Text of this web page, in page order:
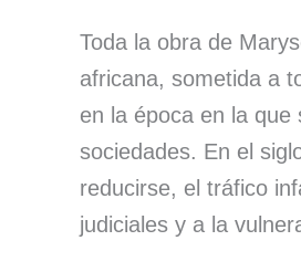
Toda la obra de
africana, sometida a
en la época en la
sociedades. En el
reducirse, el tráfico
judiciales y a la